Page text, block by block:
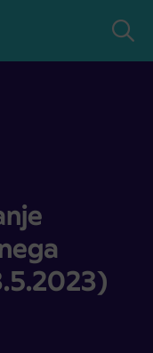
linj mestnega